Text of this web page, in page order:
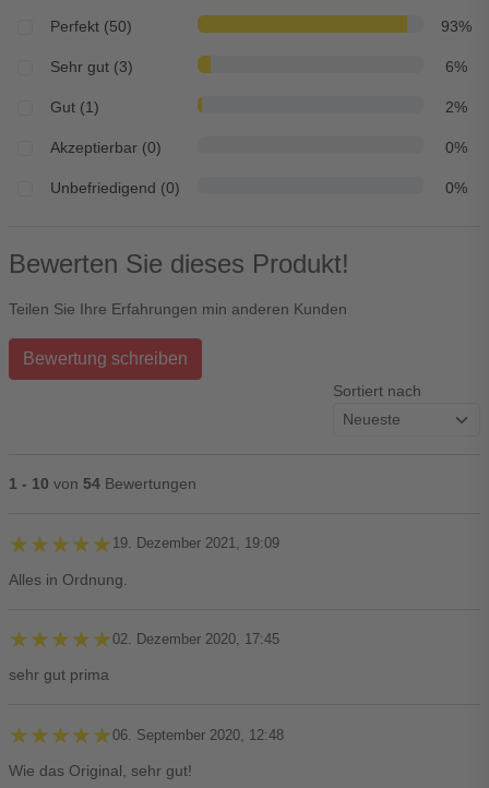
Perfekt (50) 93%
Sehr gut (3) 6%
Gut (1) 2%
Akzeptierbar (0) 0%
Unbefriedigend (0) 0%
Bewerten Sie dieses Produkt!
Teilen Sie Ihre Erfahrungen min anderen Kunden
Bewertung schreiben
Sortiert nach
1 - 10 von 54 Bewertungen
★★★★★
★★★★★ 19. Dezember 2021, 19:09
Alles in Ordnung.
★★★★★
★★★★★02. Dezember 2020, 17:45
sehr gut prima
★★★★★
★★★★★06. September 2020, 12:48
Wie das Original, sehr gut!